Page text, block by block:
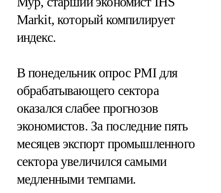
Markit, который компилирует
индекс.
В понедельник опрос PMI для
обрабатывающего сектора
оказался слабее прогнозов
экономистов. За последние пять
месяцев экспорт промышленного
сектора увеличился самыми
медленными темпами.